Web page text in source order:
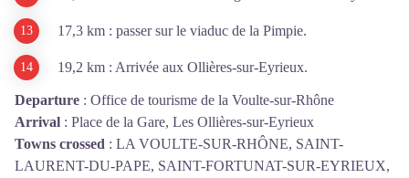
17,3 km : passer sur le viaduc de la Pimpie.
19,2 km : Arrivée aux Ollières-sur-Eyrieux.
Departure : Office de tourisme de la Voulte-sur-Rhône
Arrival : Place de la Gare, Les Ollières-sur-Eyrieux
Towns crossed : LA VOULTE-SUR-RHÔNE, SAINT-
LAURENT-DU-PAPE, SAINT-FORTUNAT-SUR-EYRIEUX,